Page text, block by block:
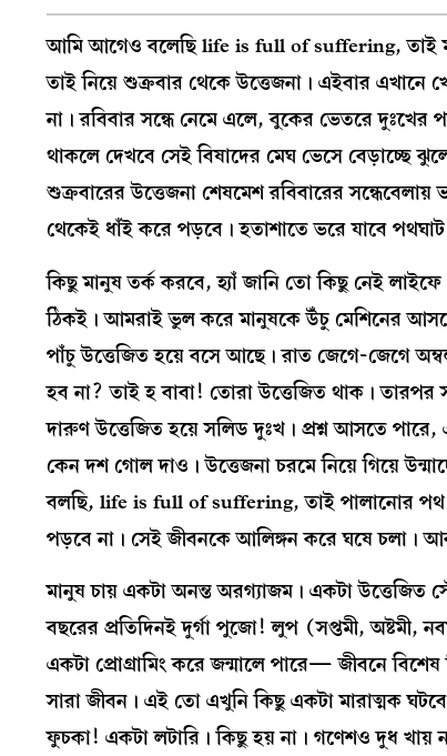
আমি আগেও বলেছি life is full of suffering, তাই
তাই নিয়ে শুক্রবার থেকে উত্তেজনা। এইবার এখানে
না। রবিবার সন্ধে নেমে এলে, বুকের ভেতরে
থাকলে দেখবে সেই বিষাদের মেঘ ভেসে বেড়াচ্ছে
শুক্রবারের উত্তেজনা শেষমেশ রবিবারের
থেকেই ধাঁই করে পড়বে। হতাশাতে ভরে যাবে
কিছু মানুষ তর্ক করবে, হ্যাঁ জানি তো কিছু নেই
ঠিকই। আমরাই ভুল করে মানুষকে উঁচু মেশিনের
পাঁচু উত্তেজিত হয়ে বসে আছে। রাত জেগে-জেগে
হব না? তাই হ বাবা! তোরা উত্তেজিত থাক।
দারুণ উত্তেজিত হয়ে সলিড দুঃখ। প্রশ্ন আসতে
কেন দশ গোল দাও। উত্তেজনা চরমে নিয়ে গিয়ে
বলছি, life is full of suffering, তাই পালানোর পথ
পড়বে না। সেই জীবনকে আলিঙ্গন করে ঘষে চলা।
মানুষ চায় একটা অনন্ত অরগ্যাজম। একটা উত্তেজিত
বছরের প্রতিদিনই দুর্গা পুজো! লুপ (সপ্তমী, অষ্টমী,
একটা প্রোগ্রামিং করে জন্মালে পারে— জীবনে
সারা জীবন। এই তো এখুনি কিছু একটা মারাত্মক
ফুচকা! একটা লটারি। কিছু হয় না। গণেশও দুধ খায়